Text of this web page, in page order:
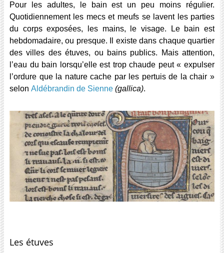
Pour les adultes, le bain est un peu moins régulier.
Quotidiennement les mecs et meufs se lavent les parties
du corps exposées, les mains, le visage. Le bain est
hebdomadaire, ou presque. Il existe dans chaque quartier
des villes des étuves, ou bains publics. Mais attention,
l’eau du bain lorsqu’elle est trop chaude peut « expulser
l’ordure que la nature cache par les pertuis de la chair »
selon Aldébrandin de Sienne (gallica).
Les étuves